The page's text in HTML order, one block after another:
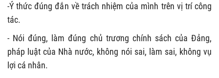
-Ý thức đúng đắn về trách nhiệm của mình trên vị trí công
tác.
- Nói đúng, làm đúng chủ trương chính sách của Đảng,
pháp luật của Nhà nước, không nói sai, làm sai, không vụ
lợi cá nhân.